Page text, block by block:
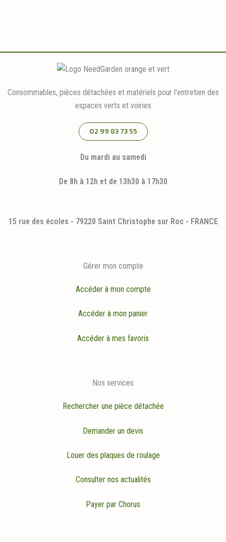
Consommables, pièces détachées et matériels pour l'entretien des
espaces verts et voiries
02 99 83 73 55
Du mardi au samedi
De 8h à 12h et de 13h30 à 17h30
15 rue des écoles - 79220 Saint Christophe sur Roc - FRANCE
Gérer mon compte
Accéder à mon compte
Accéder à mon panier
Accéder à mes favoris
Nos services
Rechercher une pièce détachée
Demander un devis
Louer des plaques de roulage
Consulter nos actualités
Payer par Chorus